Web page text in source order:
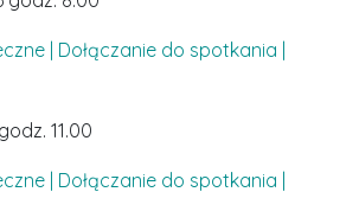
| Dołączanie do spotkania |
11.00
| Dołączanie do spotkania |